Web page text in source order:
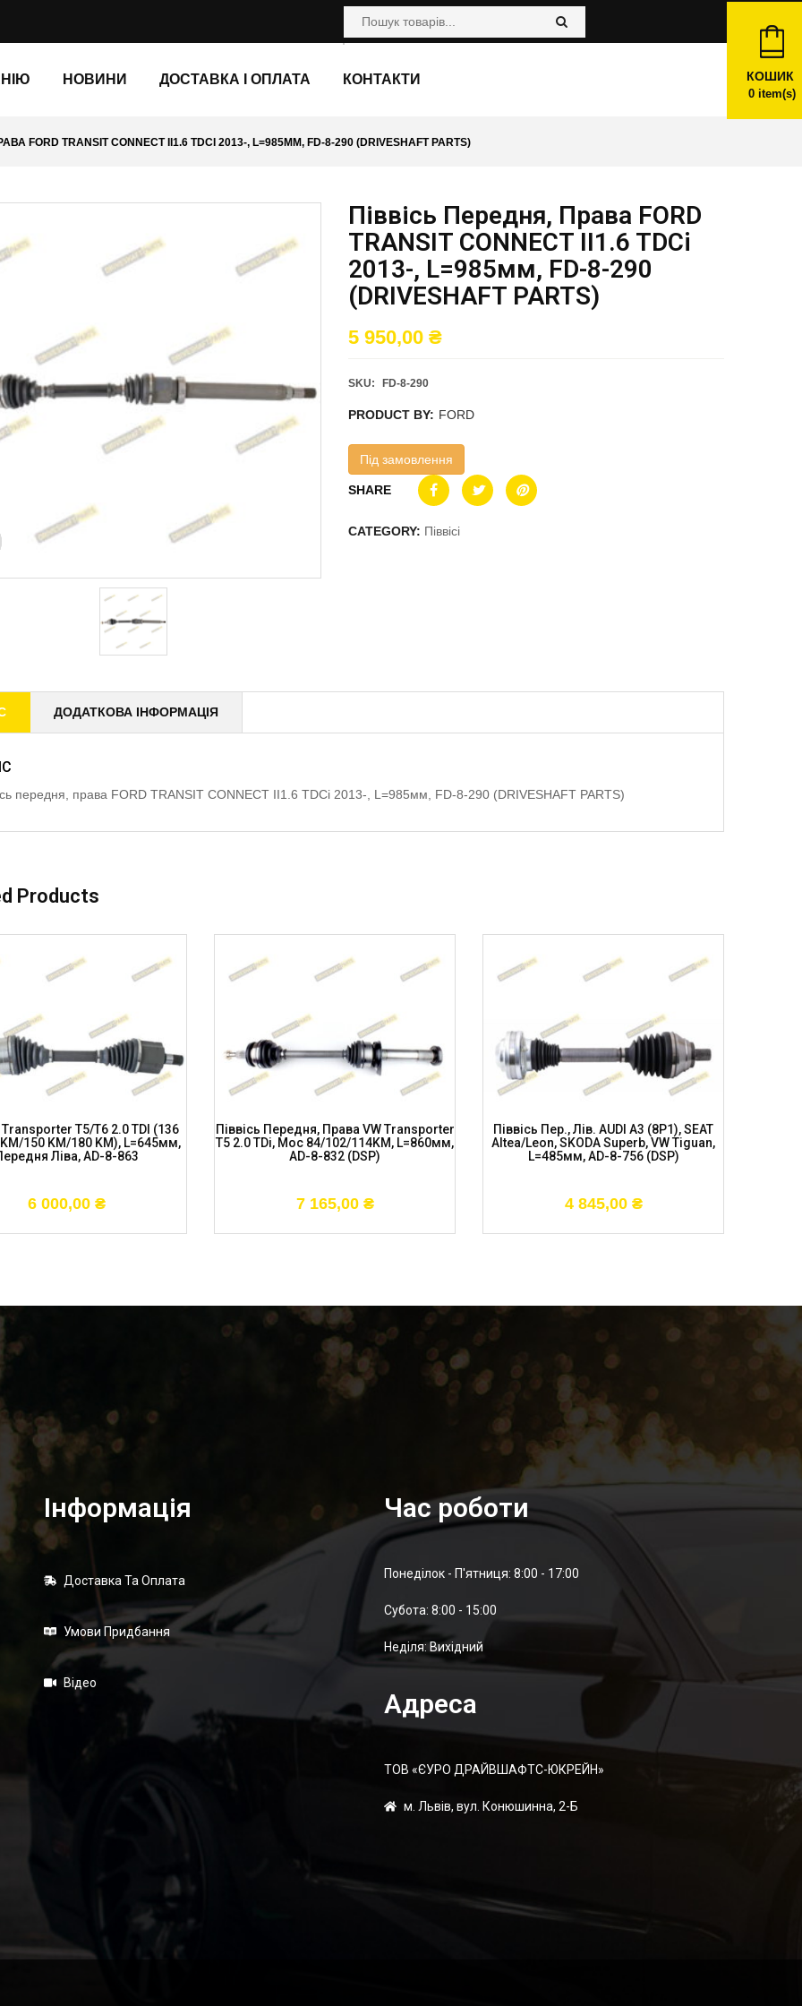
НОВИНИ ДОСТАВКА І ОПЛАТА КОНТАКТИ КОШИК
0item(s)
FORD TRANSIT CONNECT II1.6 TDCI 2013-, L=985ММ, FD-8-290 (DRIVESHAFT PARTS)
Піввісь Передня, Права FORD
TRANSIT CONNECT II1.6 TDCi
2013-, L=985мм, FD-8-290
(DRIVESHAFT PARTS)
5 950,00 ₴
SKU: FD-8-290
PRODUCT BY: FORD
Під замовлення
SHARE
CATEGORY: Піввісі
ДОДАТКОВА ІНФОРМАЦІЯ
передня, права FORD TRANSIT CONNECT II1.6 TDCi 2013-, L=985мм, FD-8-290 (DRIVESHAFT PARTS)
Products
Transporter T5/T6 2.0 TDI (136
150 KM/180 KM), L=645мм,
Ліва, AD-8-863
6 000,00 ₴
Піввісь Передня, Права VW Transporter
T5 2.0 TDi, Moc 84/102/114KM, L=860мм,
AD-8-832 (DSP)
7 165,00 ₴
Піввісь Пер., Лів. AUDI A3 (8P1), SEAT
Altea/Leon, SKODA Superb, VW Tiguan,
L=485мм, AD-8-756 (DSP)
4 845,00 ₴
Інформація
Доставка Та Оплата
Умови Придбання
Відео
Час роботи
Понеділок - П'ятниця: 8:00 - 17:00
Суботa: 8:00 - 15:00
Неділя: Вихідний
Адреса
ТОВ «ЄУРО ДРАЙВШАФТC-ЮКРЕЙН»
м. Львів, вул. Конюшинна, 2-Б